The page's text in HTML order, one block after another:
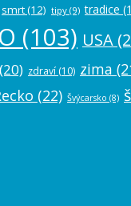
smrt(12) tipy (9) tradice
(103) USA
(20) zdraví (10) zima
(22) Švýcarsko (8)